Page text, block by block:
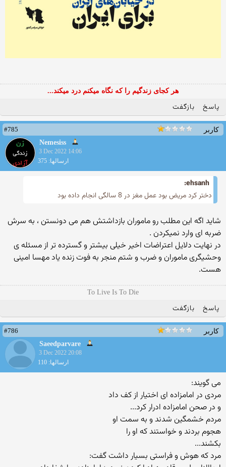
هر کجای زندگیم را که نگاه میکنم درد میکند...
پاسخ بازگفت
کاربر
#785
Nemesiss
3 Dec 2022 14:06
ارسالها: 375
ehsanh:
دختر کرد مریض بود عمل مغز در 8 سالگی انجام داده بود
شاید اگه این مطلب رو ماموران بازداشتش هم می دونستن ، به سرش
ضربه ای وارد نمیکردن .
در نهایت دلایل اعتراضات اخیر خیلی بیشتر و گسترده تر از مسئله ی
وحشیگری ماموران و ضرب و شتم منجر به فوت زنده یاد مهسا امینی
هست.
To Live Is To Die
پاسخ بازگفت
کاربر
#786
Saeedparvare
3 Dec 2022 20:08
ارسالها: 110
می گویند:
مردی در امامزاده ای اختیار از کف داد
و در صحن امامزاده ادرار کرد...
مردم خشمگین شدند و به سمت او
هجوم بردند و خواستند که او را
بکشند...
مرد که هوش و فراستی بسیار داشت گفت: